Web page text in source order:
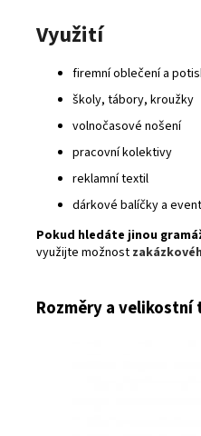
Využití
firemní oblečení a
školy, tábory, kroužky
volnočasové nošení
pracovní kolektivy
reklamní textil
dárkové balíčky a
Pokud hledáte jinou
využijte možnost
Rozměry a velikostní